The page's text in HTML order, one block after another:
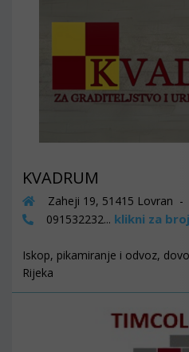
KVADRUM
Zaheji 19, 51415 Lovran
091532232... klikni za broj
Iskop, pikamiranje i odvoz,
Rijeka